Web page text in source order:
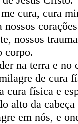
cura, cura
nossos
nossos
corpo.
na terra e no
de cura
cura física e
alto da
em nós, e